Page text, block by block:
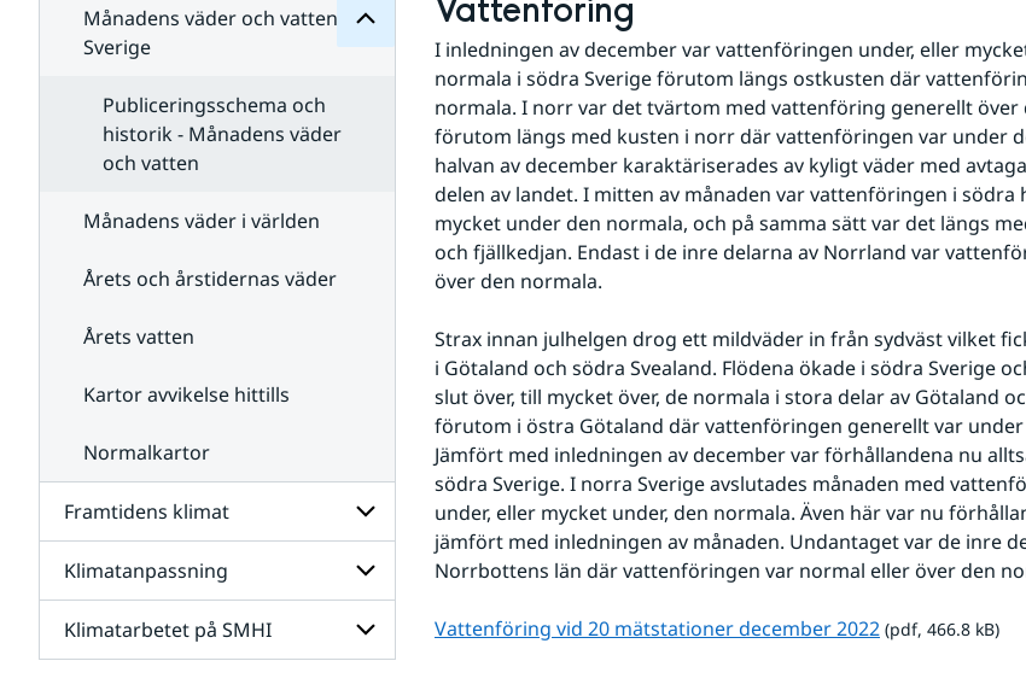
Klimatindikatorer
Månadens väder och vatten i
Sverige
Publiceringsschema och
historik - Månadens väder
och vatten
Månadens väder i världen
Årets och årstidernas väder
Årets vatten
Kartor avvikelse hittills
Normalkartor
Framtidens klimat
Undersidor
för
Framtidens
klimat
Klimatanpassning
Undersidor
för
Klimatarbetet på SMHI
Vattenföring
I inledningen av december var vattenföringen under, eller
normala i södra Sverige förutom längs ostkusten där
normala. I norr var det tvärtom med vattenföring generellt över
förutom längs med kusten i norr där vattenföringen var under
halvan av december karaktäriserades av kyligt väder med
delen av landet. I mitten av månaden var vattenföringen i södra
mycket under den normala, och på samma sätt var det längs
och fjällkedjan. Endast i de inre delarna av Norrland var
över den normala.
Strax innan julhelgen drog ett mildväder in från sydväst vilket
i Götaland och södra Svealand. Flödena ökade i södra Sverige
slut över, till mycket över, de normala i stora delar av Götaland
förutom i östra Götaland där vattenföringen generellt var
Jämfört med inledningen av december var förhållandena nu
södra Sverige. I norra Sverige avslutades månaden med
under, eller mycket under, den normala. Även här var nu
jämfört med inledningen av månaden. Undantaget var de inre
Norrbottens län där vattenföringen var normal eller över den
Vattenföring vid 20 mätstationer december 2022pdf, 466.8 kB.
(pdf, 466.8 kB)